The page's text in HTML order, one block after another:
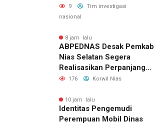
Darah
9
Tim investigasi
nasional
8 jam lalu
ABPEDNAS Desak Pemkab
Nias Selatan Segera
Realisasikan Perpanjangan
Masa Jabatan BPD, Soroti
Kesejahteraan Anggota
176 Korwil Nias
10 jam lalu
Identitas Pengemudi
Perempuan Mobil Dinas